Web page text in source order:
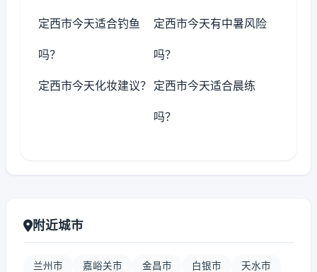
定西市今天适合钓鱼
吗？
定西市今天有中暑风险
吗？
定西市今天化妆建议？ 定西市今天适合晨练
吗？
附近城市
兰州市 嘉峪关市 金昌市 白银市 天水市